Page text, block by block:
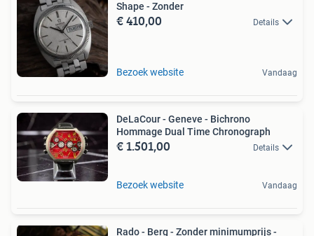
Shape - Zonder
€ 410,00 Details
Bezoek website Vandaag
DeLaCour - Geneve - Bichrono
Hommage Dual Time Chronograph
€ 1.501,00 Details
Bezoek website Vandaag
Rado - Berg - Zonder minimumprijs -